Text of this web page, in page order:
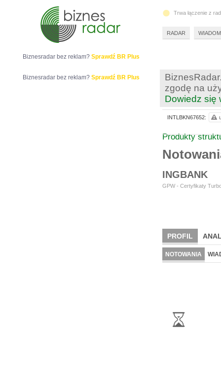
zgodę na
Dowiedz się
Produkty
INGBANK
GPW - Certyfikaty
PROFIL
NOTOWANIA
INTLBKN67652:
Biznesradar bez reklam? Sprawdź BR Plus
Biznesradar bez reklam? Sprawdź BR Plus
Trwa łączenie z
RADAR